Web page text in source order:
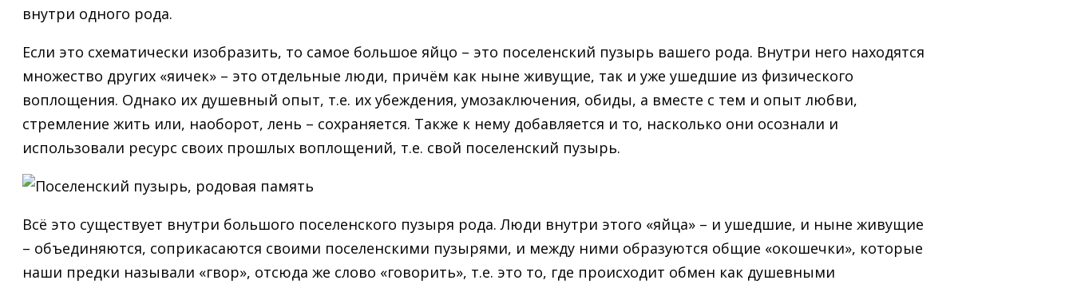
внутри одного рода.
Если это схематически изобразить, то самое большое яйцо – это поселенский пузырь вашего рода. Внутри него находятся
множество других «яичек» – это отдельные люди, причём как ныне живущие, так и уже ушедшие из физического
воплощения. Однако их душевный опыт, т.е. их убеждения, умозаключения, обиды, а вместе с тем и опыт любви,
стремление жить или, наоборот, лень – сохраняется. Также к нему добавляется и то, насколько они осознали и
использовали ресурс своих прошлых воплощений, т.е. свой поселенский пузырь.
Всё это существует внутри большого поселенского пузыря рода. Люди внутри этого «яйца» – и ушедшие, и ныне живущие
– объединяются, соприкасаются своими поселенскими пузырями, и между ними образуются общие «окошечки», которые
наши предки называли «гвор», отсюда же слово «говорить», т.е. это то, где происходит обмен как душевными